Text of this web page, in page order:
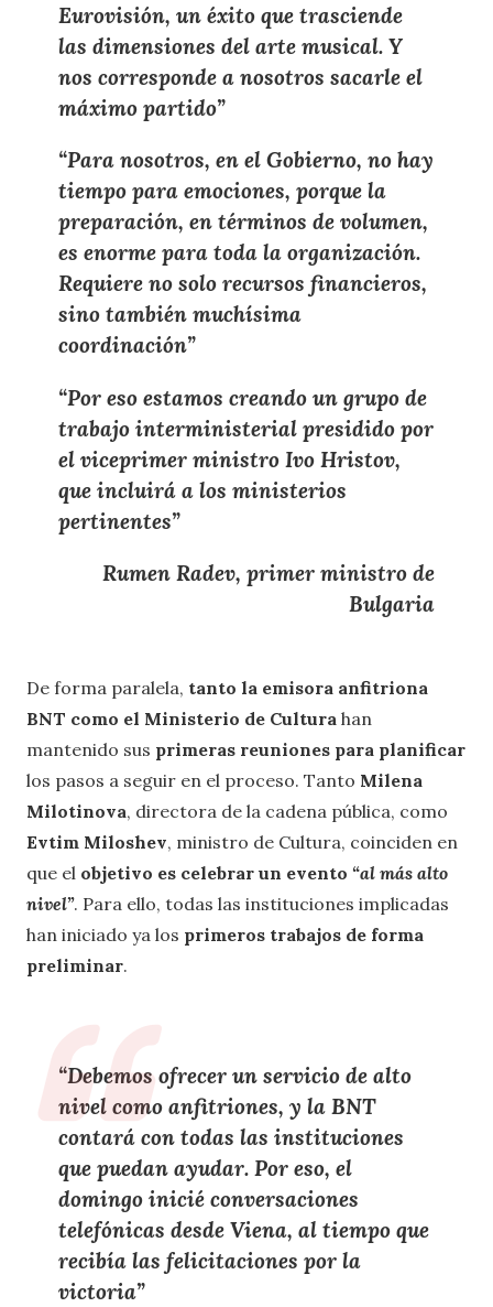
Eurovisión, un éxito que trasciende
las dimensiones del arte musical. Y
nos corresponde a nosotros sacarle el
máximo partido”
“Para nosotros, en el Gobierno, no hay
tiempo para emociones, porque la
preparación, en términos de volumen,
es enorme para toda la organización.
Requiere no solo recursos financieros,
sino también muchísima
coordinación”
“Por eso estamos creando un grupo de
trabajo interministerial presidido por
el viceprimer ministro Ivo Hristov,
que incluirá a los ministerios
pertinentes”
Rumen Radev, primer ministro de
Bulgaria
De forma paralela, tanto la emisora anfitriona
BNT como el Ministerio de Cultura han
mantenido sus primeras reuniones para planificar
los pasos a seguir en el proceso. Tanto Milena
Milotinova, directora de la cadena pública, como
Evtim Miloshev, ministro de Cultura, coinciden en
que el objetivo es celebrar un evento “al más alto
nivel”. Para ello, todas las instituciones implicadas
han iniciado ya los primeros trabajos de forma
preliminar.
“Debemos ofrecer un servicio de alto
nivel como anfitriones, y la BNT
contará con todas las instituciones
que puedan ayudar. Por eso, el
domingo inicié conversaciones
telefónicas desde Viena, al tiempo que
recibía las felicitaciones por la
victoria”